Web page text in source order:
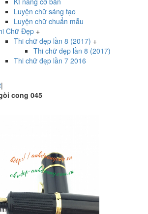
Luyện chữ sáng tạo
Luyện chữ chuẩn mẫu
Chữ Đẹp +
Thi chữ đẹp lần 8 (2017) +
Thi chữ đẹp lần 8 (2017)
Thi chữ đẹp lần 7 2016
|
cong 045